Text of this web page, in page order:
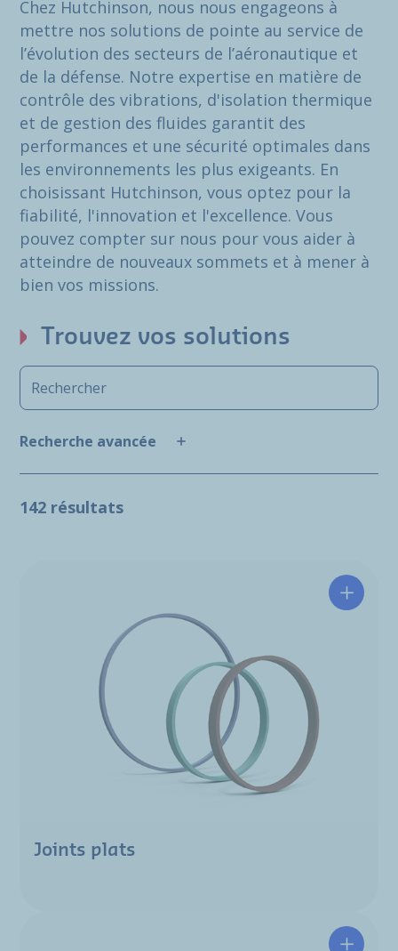
Chez Hutchinson, nous nous engageons à
mettre nos solutions de pointe au service de
l’évolution des secteurs de l’aéronautique et
de la défense. Notre expertise en matière de
contrôle des vibrations, d'isolation thermique
et de gestion des fluides garantit des
performances et une sécurité optimales dans
les environnements les plus exigeants. En
choisissant Hutchinson, vous optez pour la
fiabilité, l'innovation et l'excellence. Vous
pouvez compter sur nous pour vous aider à
atteindre de nouveaux sommets et à mener à
bien vos missions.
Trouvez vos solutions
Recherche avancée
142 résultats
Joints plats